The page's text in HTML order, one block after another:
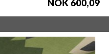
NOK 600,09